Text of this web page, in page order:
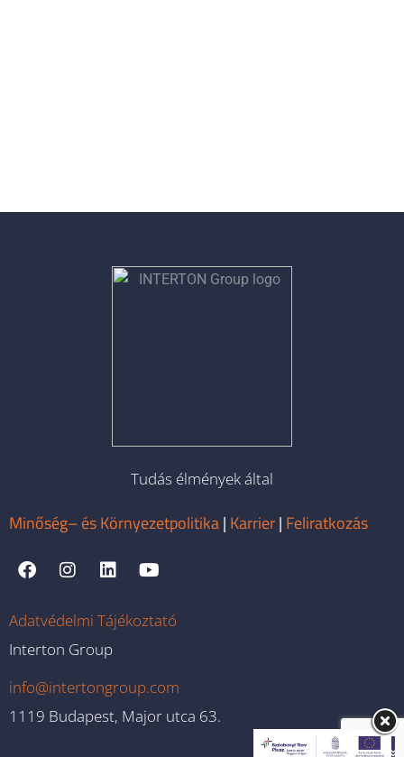
Tudás élmények által
Minőség– és Környezetpolitika| Karrier| Feliratkozás
Adatvédelmi Tájékoztató
Interton Group
info@intertongroup.com
1119 Budapest, Major utca 63.